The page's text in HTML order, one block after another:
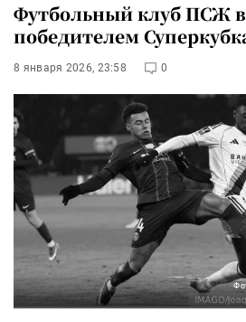
Футбольный клуб ПСЖ в
победителем
8 января 2026, 23:58 0